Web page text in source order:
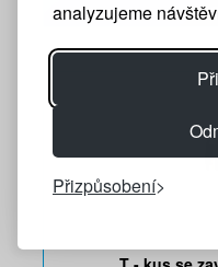
analyzujeme
Přizpůsobení
96